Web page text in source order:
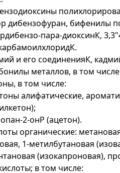
дибензофуран, бифенилы
пара-диоксинК,
и его соединенияК,
металлов, в том
в том числе:
алифатические,
2-онР (ацетон).
органические:
1-метилбутановая
(изокапроновая),
в том числе: